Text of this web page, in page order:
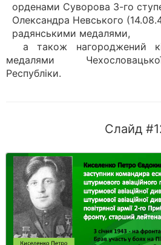
орденами Суворова 3-го
Олександра Невського
радянськими медалями,
а також нагороджений
медалями
Республіки.
Слайд